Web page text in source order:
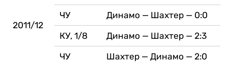
2011/12
ЧУ Динамо — Шахтер — 0:0
КУ, 1/8 Динамо — Шахтер — 2:3
ЧУ Шахтер — Динамо — 2:0